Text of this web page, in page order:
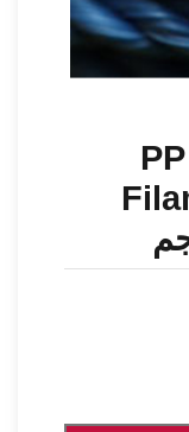
پلی پروپیلن نساجی PP